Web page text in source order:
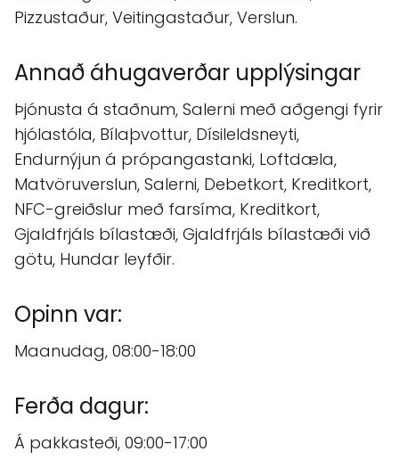
Pizzustaður, Veitingastaður, Verslun.
Annað áhugaverðar upplýsingar
Þjónusta á staðnum, Salerni með aðgengi fyrir
hjólastóla, Bílaþvottur, Dísileldsneyti,
Endurnýjun á própangastanki, Loftdæla,
Matvöruverslun, Salerni, Debetkort, Kreditkort,
NFC-greiðslur með farsíma, Kreditkort,
Gjaldfrjáls bílastæði, Gjaldfrjáls bílastæði við
götu, Hundar leyfðir.
Opinn var:
Maanudag, 08:00-18:00
Ferða dagur:
Á pakkasteði, 09:00-17:00